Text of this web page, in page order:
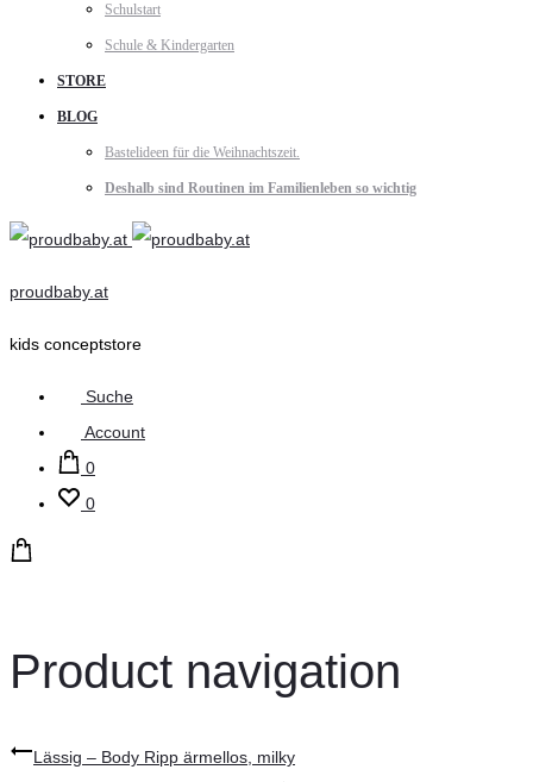
Schulstart
Schule & Kindergarten
STORE
BLOG
Bastelideen für die Weihnachtszeit.
Deshalb sind Routinen im Familienleben so wichtig
proudbaby.at
kids conceptstore
Suche
Account
0
0
Product navigation
Lässig – Body Ripp ärmellos, milky